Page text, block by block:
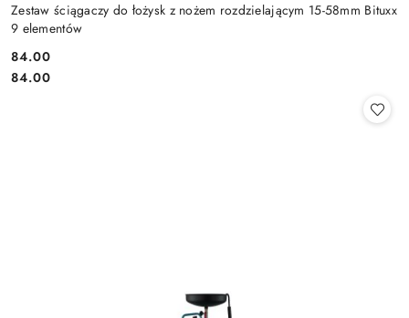
Zestaw ściągaczy do łożysk z nożem rozdzielającym 15-58mm Bituxx
9 elementów
Cena:
84.00
Cena:
84.00